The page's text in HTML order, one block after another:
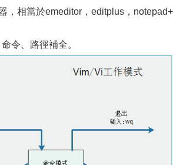
，相當於emeditor，editplus，notepad+
令、路徑補全。